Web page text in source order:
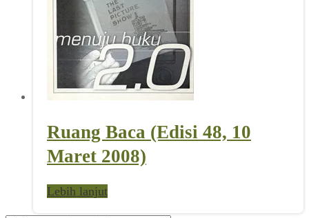
Ruang Baca (Edisi 48, 10
Maret 2008)
Lebih lanjut